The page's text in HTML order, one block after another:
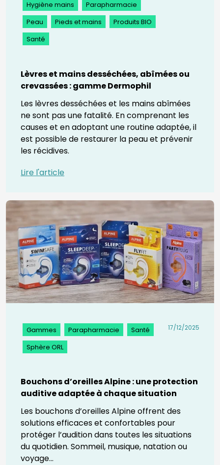
Lèvres et mains desséchées, abîmées ou
crevassées : gamme Dermophil
Hygiène mains Parapharmacie
Peau Pieds et mains Produits BIO
Santé
Les lèvres desséchées et les mains abîmées
ne sont pas une fatalité. En comprenant les
causes et en adoptant une routine adaptée, il
est possible de restaurer la peau et prévenir
les récidives.
Lire l'article
Bouchons d’oreilles Alpine : une protection
auditive adaptée à chaque situation
17/12/2025
Gammes Parapharmacie Santé
Sphère ORL
Les bouchons d’oreilles Alpine offrent des
solutions efficaces et confortables pour
protéger l’audition dans toutes les situations
du quotidien. Sommeil, musique, natation ou
voyage...